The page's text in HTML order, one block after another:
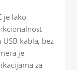
je lako
kabla, bez
je
za